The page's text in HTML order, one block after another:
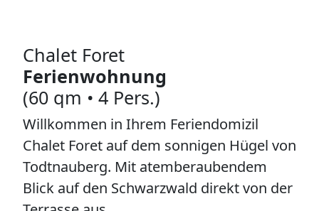
Chalet Foret
Ferienwohnung
(60 qm • 4 Pers.)
Willkommen in Ihrem Feriendomizil
Chalet Foret auf dem sonnigen Hügel von
Todtnauberg. Mit atemberaubendem
Blick auf den Schwarzwald direkt von der